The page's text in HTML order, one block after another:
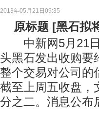
2013年05月21日09:35
来源：中国新闻网
原标题 [黑石拟
中新网5月21日
头黑石发出收购要
整个交易对公司的
截至上周五收盘，
分之二。消息公布